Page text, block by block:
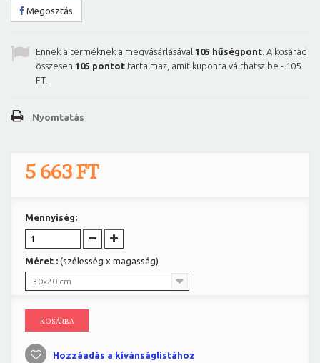
Megosztás
Ennek a terméknek a megvásárlásával 105 hűségpont . A kosárad
összesen 105 pontot tartalmaz, amit kuponra válthatsz be - 105
FT.
Nyomtatás
5 663 FT
Mennyiség:
Méret : (szélesség x magasság)
30x20 cm
KOSÁRBA
Hozzáadás a kívánságlistához